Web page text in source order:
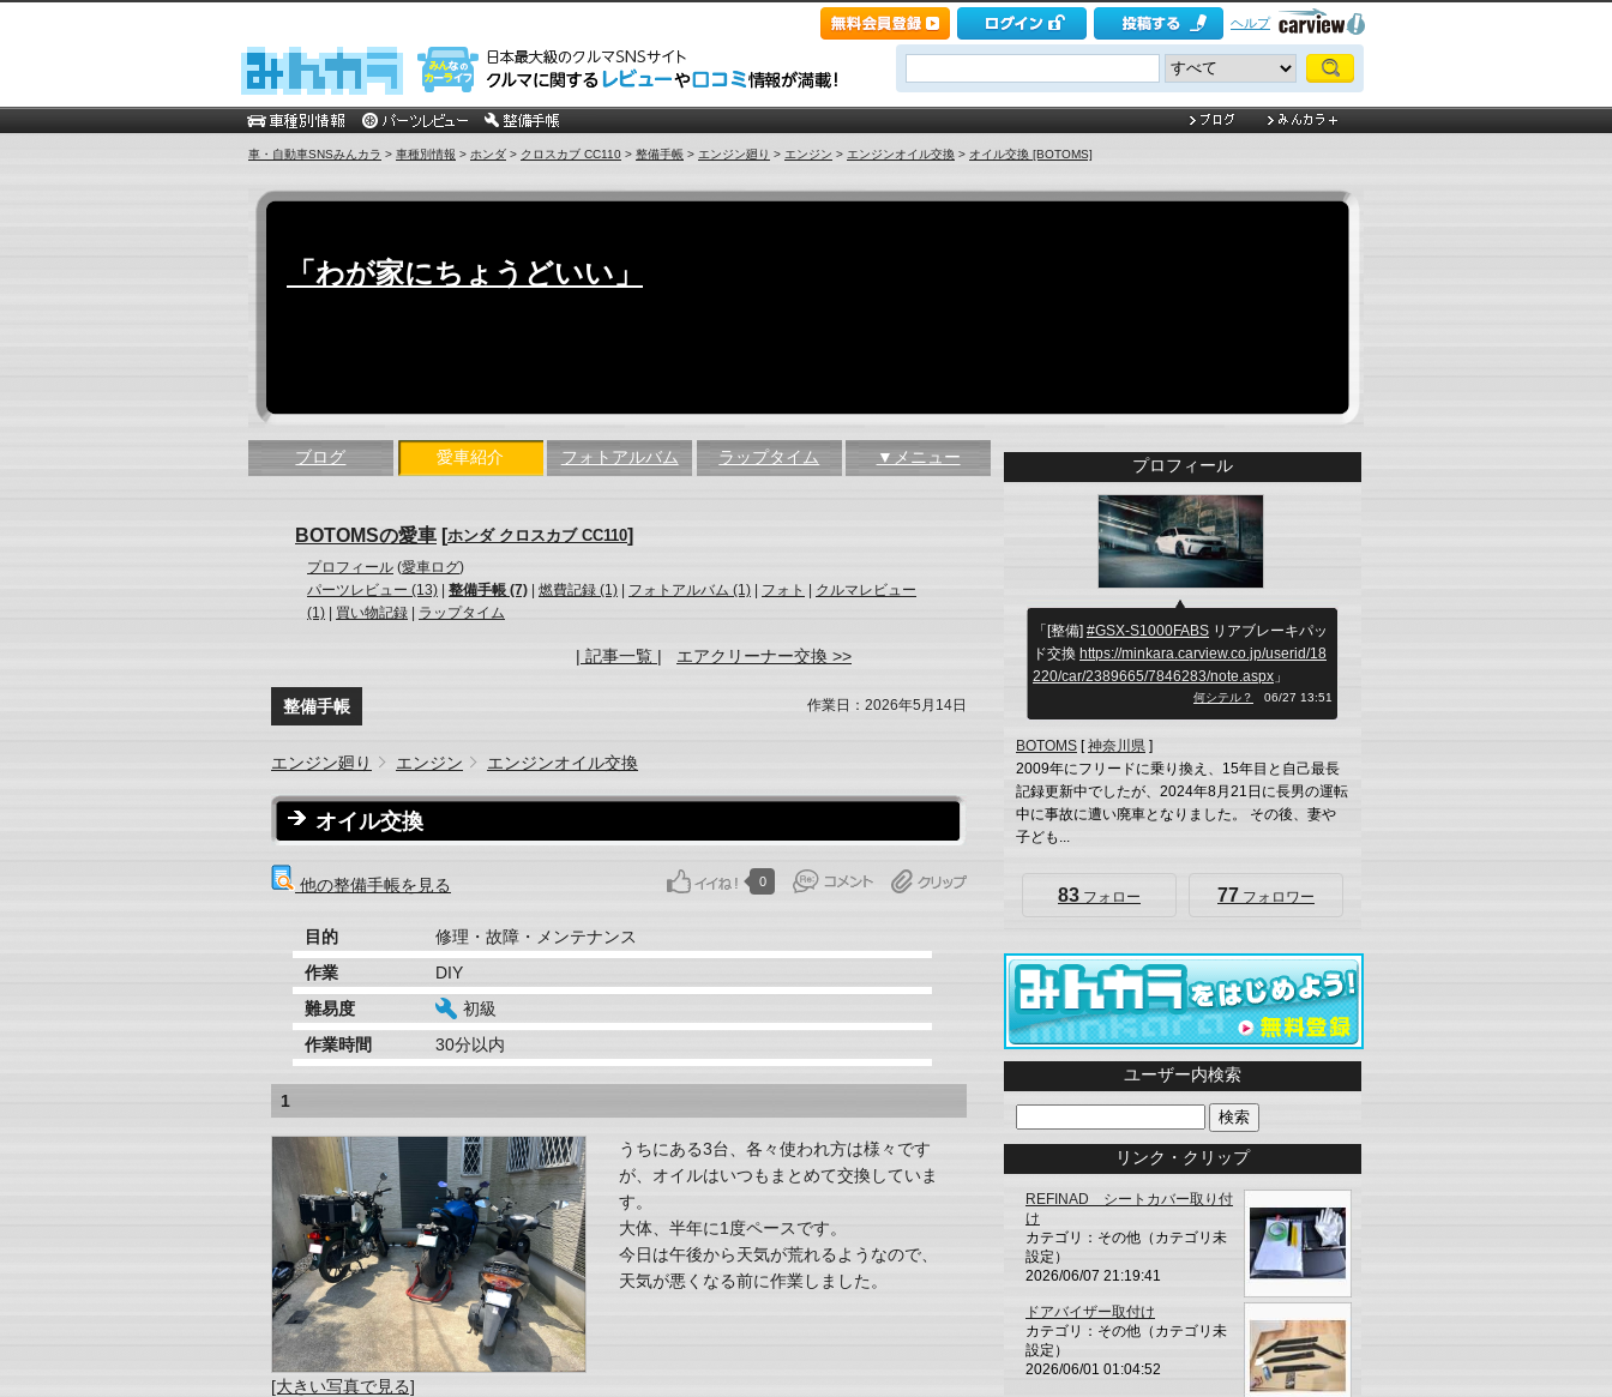
ヘルプ
車・自動車SNSみんカラ > 車種別情報 > ホンダ > クロスカブ CC110 > 整備手帳 > エンジン廻り > エンジン > エンジンオイル交換 > オイル交換 [BOTOMS]
「わが家にちょうどいい」
ブログ 愛車紹介 フォトアルバム ラップタイム ▼メニュー
BOTOMSの愛車 [ホンダ クロスカブ CC110]
プロフィール (愛車ログ)
パーツレビュー (13)
整備手帳 (7) 燃費記録 (1) フォトアルバム (1) フォト
クルマレビュー
(1)
買い物記録 ラップタイム
| 記事一覧 | エアクリーナー交換 >>
整備手帳 作業日：2026年5月14日
エンジン廻り エンジン エンジンオイル交換
オイル交換
他の整備手帳を見る 0
目的
修理・故障・メンテナンス
作業
DIY
難易度
初級
作業時間
30分以内
1
[大きい写真で見る]
うちにある3台、各々使われ方は様々です
が、オイルはいつもまとめて交換していま
す。
大体、半年に1度ペースです。
今日は午後から天気が荒れるようなので、
天気が悪くなる前に作業しました。
プロフィール
「[整備] #GSX-S1000FABS リアブレーキパッ
ド交換 https://minkara.carview.co.jp/userid/18
220/car/2389665/7846283/note.aspx 」
何シテル？ 06/27 13:51
BOTOMS [神奈川県 ]
2009年にフリードに乗り換え、15年目と自己最長
記録更新中でしたが、2024年8月21日に長男の運転
中に事故に遭い廃車となりました。 その後、妻や
子ども...
83 フォロー 77 フォロワー
ユーザー内検索
リンク・クリップ
REFINAD シートカバー取り付
け
カテゴリ：その他（カテゴリ未
設定）
2026/06/07 21:19:41
ドアバイザー取付け
カテゴリ：その他（カテゴリ未
設定）
2026/06/01 01:04:52